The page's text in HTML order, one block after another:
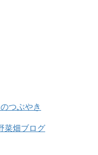
つぶやき
菜畑ブログ